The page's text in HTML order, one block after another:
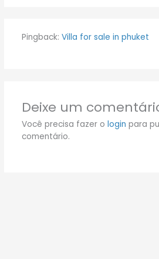
Pingback: Villa for sale in phuket
Deixe um
Você precisa fazer o login para
comentário.